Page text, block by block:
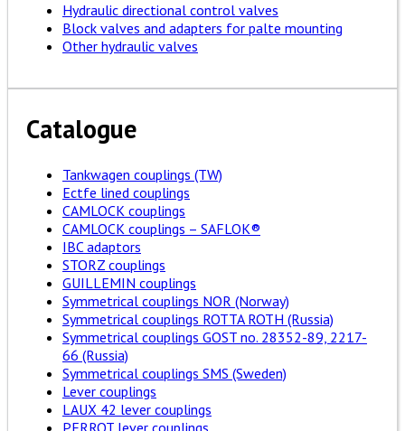
Hydraulic directional control valves
Block valves and adapters for palte mounting
Other hydraulic valves
Catalogue
Tankwagen couplings (TW)
Ectfe lined couplings
CAMLOCK couplings
CAMLOCK couplings – SAFLOK®
IBC adaptors
STORZ couplings
GUILLEMIN couplings
Symmetrical couplings NOR (Norway)
Symmetrical couplings ROTTA ROTH (Russia)
Symmetrical couplings GOST no. 28352-89, 2217-
66 (Russia)
Symmetrical couplings SMS (Sweden)
Lever couplings
LAUX 42 lever couplings